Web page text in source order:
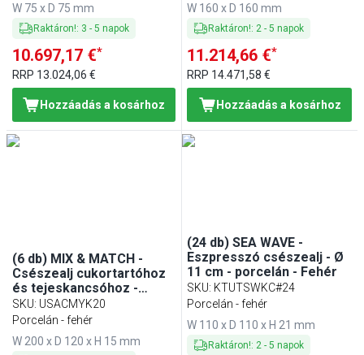
W 75 x D 75 mm
Raktáron!: 3 - 5 napok
10.697,17 €*
RRP 13.024,06 €
Hozzáadás a kosárhoz
W 160 x D 160 mm
Raktáron!: 2 -5 napok
11.214,66 €*
RRP 14.471,58 €
Hozzáadás a kosárhoz
(6 db) MIX & MATCH -
Csészealj cukortartóhoz
és tejeskancsóhoz -
Szögletes - 20x12 cm -
porcelán - Fehér
SKU: USACMYK20
Porcelán - fehér
W 200 x D 120 x H 15 mm
(24 db) SEA WAVE -
Eszpresszó csészealj - Ø
11 cm - porcelán - Fehér
SKU: KTUTSWKC#24
Porcelán - fehér
W 110 x D 110 x H 21 mm
Raktáron!: 2 -5 napok